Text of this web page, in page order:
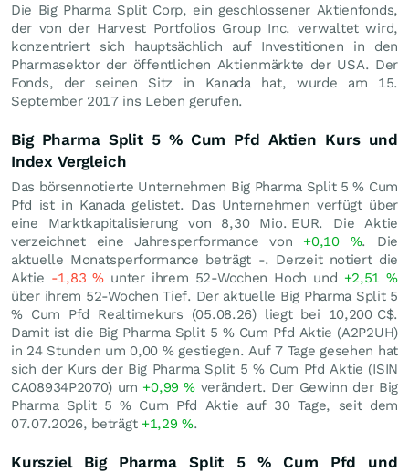
Die Big Pharma Split Corp, ein geschlossener Aktienfonds,
der von der Harvest Portfolios Group Inc. verwaltet wird,
konzentriert sich hauptsächlich auf Investitionen in den
Pharmasektor der öffentlichen Aktienmärkte der USA. Der
Fonds, der seinen Sitz in Kanada hat, wurde am 15.
September 2017 ins Leben gerufen.
Big Pharma Split 5 % Cum Pfd Aktien Kurs und
Index Vergleich
Das börsennotierte Unternehmen Big Pharma Split 5 % Cum
Pfd ist in Kanada gelistet. Das Unternehmen verfügt über
eine Marktkapitalisierung von 8,30 Mio. EUR. Die Aktie
verzeichnet eine Jahresperformance von +0,10 %. Die
aktuelle Monatsperformance beträgt -. Derzeit notiert die
Aktie -1,83% unter ihrem 52-Wochen Hoch und +2,51%
über ihrem 52-Wochen Tief. Der aktuelle Big Pharma Split 5
% Cum Pfd Realtimekurs (05.08.26) liegt bei 10,200 C$.
Damit ist die Big Pharma Split 5 % Cum Pfd Aktie (A2P2UH)
in 24 Stunden um 0,00 %gestiegen. Auf 7 Tage gesehen hat
sich der Kurs der Big Pharma Split 5 % Cum Pfd Aktie (ISIN
CA08934P2070) um +0,99% verändert. Der Gewinn der Big
Pharma Split 5 % Cum Pfd Aktie auf 30 Tage, seit dem
07.07.2026, beträgt +1,29%.
Kursziel Big Pharma Split 5 % Cum Pfd und